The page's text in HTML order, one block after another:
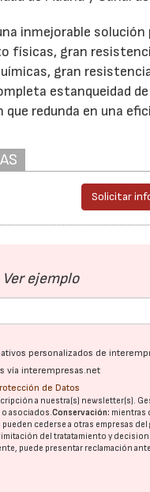
inmejorable
físicas, gran
gran
estanqueidad
redunda en una
Solicitar
Ver ejemplo
personalizados de
vía interempresas.net
de Datos
a nuestra(s) newsletter(s).
o asociados.Conservación: mientras
pueden cederse a otras empresas del
del tratatamiento y
puede presentar reclamación